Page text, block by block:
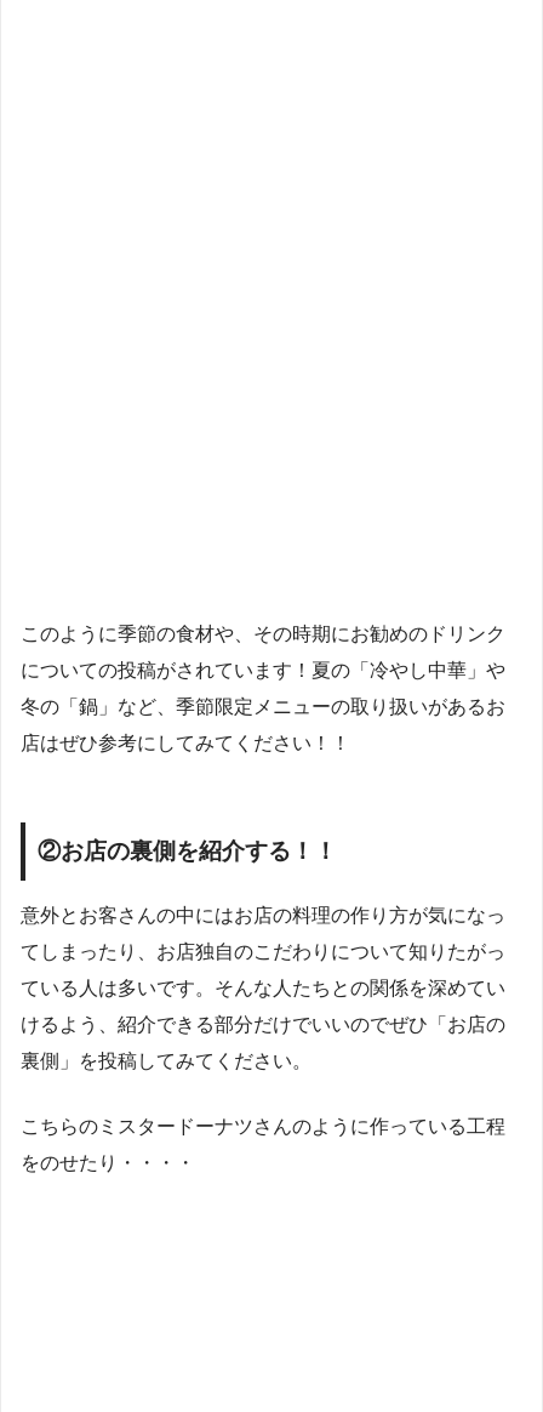
このように季節の食材や、その時期にお勧めのドリンク
についての投稿がされています！夏の「冷やし中華」や
冬の「鍋」など、季節限定メニューの取り扱いがあるお
店はぜひ参考にしてみてください！！
②お店の裏側を紹介する！！
意外とお客さんの中にはお店の料理の作り方が気になっ
てしまったり、お店独自のこだわりについて知りたがっ
ている人は多いです。そんな人たちとの関係を深めてい
けるよう、紹介できる部分だけでいいのでぜひ「お店の
裏側」を投稿してみてください。
こちらのミスタードーナツさんのように作っている工程
をのせたり・・・・